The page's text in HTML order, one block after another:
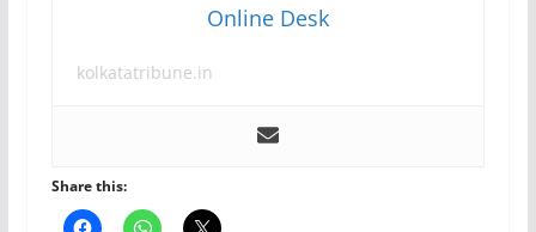
Online Desk
kolkatatribune.in
Share this: